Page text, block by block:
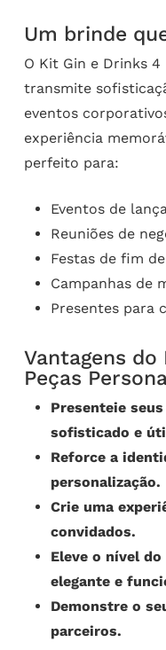
Um brinde
O Kit Gin e Drinks
transmite
eventos
experiência
perfeito para:
Eventos de
Reuniões de
Festas de fim
Campanhas de
Presentes para
Vantagens
Peças
Presenteie
sofisticado e
Reforce a
personalização.
Crie uma
convidados.
Eleve o nível
elegante e
Demonstre o
parceiros.